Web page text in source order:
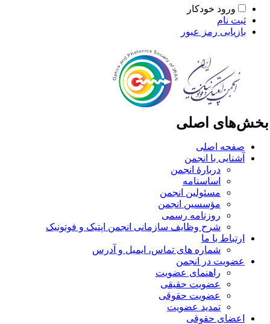
ورود خودکار
ثبت نام
بازیابی رمز عبور
اصلی
صفحه اصلی
آشنایی با انجمن
دربارۀ انجمن
اساسنامه
مسئولین انجمن
مؤسسین انجمن
روزنامه رسمی
شرح وظایف سازمانی انجمن اپتیک و فوتونیک
ارتباط با ما
شماره های تماس، ایمیل و آدرس
عضویت در انجمن
راهنمای عضویت
عضویت حقیقی
عضویت حقوقی
تمدید عضویت
اعضای حقوقی